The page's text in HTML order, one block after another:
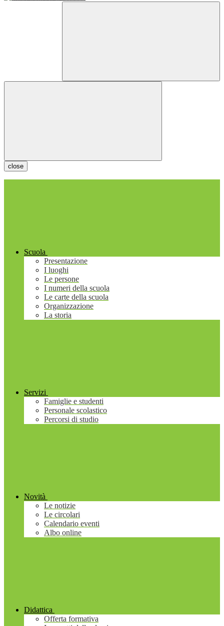
close
Scuola
Presentazione
I luoghi
Le persone
I numeri della scuola
Le carte della scuola
Organizzazione
La storia
Servizi
Famiglie e studenti
Personale scolastico
Percorsi di studio
Novità
Le notizie
Le circolari
Calendario eventi
Albo online
Didattica
Offerta formativa